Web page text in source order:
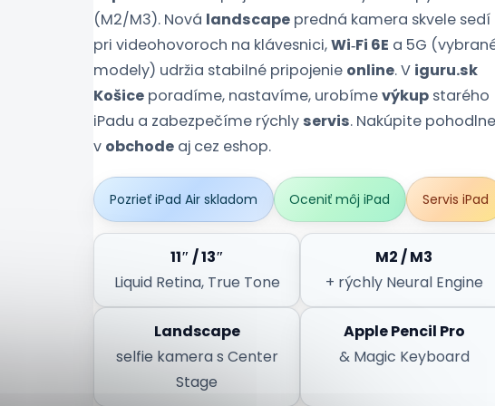
(M2/M3). Nová landscape predná kamera skvele sedí
pri videohovoroch na klávesnici,Wi‑Fi 6E a 5G
modely) udržia stabilné pripojenie online. V iguru.sk
Košice poradíme, nastavíme, urobímevýkup starého
iPadu a zabezpečíme rýchlyservis. Nakúpite pohodlne
v obchode aj cez eshop.
Pozrieť iPad Air skladom Oceniť môj iPad Servis iPad
11″ / 13″
Liquid Retina, True Tone
M2 / M3
+ rýchly Neural Engine
Landscape
selfie kamera s Center
Stage
Apple Pencil Pro
& Magic Keyboard